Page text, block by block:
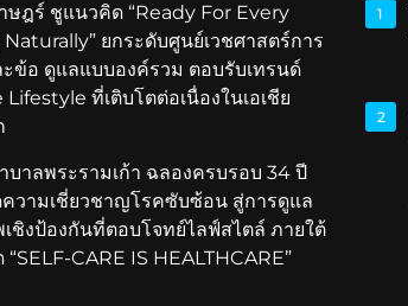
ษฎร์ ชูแนวคิด “Ready For Every
Naturally” ยกระดับศูนย์เวชศาสตร์การ
ข้อ ดูแลแบบองค์รวม ตอบรับเทรนด์
ที่เติบโตต่อเนื่องในเอเชีย
บาลพระรามเก้า ฉลองครบรอบ 34 ปี
วามเชี่ยวชาญโรคซับซ้อน สู่การดูแล
ชิงป้องกันที่ตอบโจทย์ไลฟ์สไตล์ ภายใต้
CARE IS HEALTHCARE”
1
2